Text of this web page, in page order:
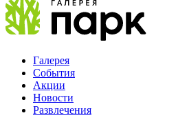
Галерея
События
Акции
Новости
Развлечения